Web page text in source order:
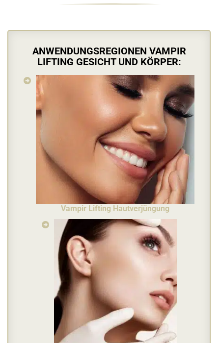
ANWENDUNGSREGIONEN VAMPIR
LIFTING GESICHT UND KÖRPER:
Vampir Lifting Hautverjüngung